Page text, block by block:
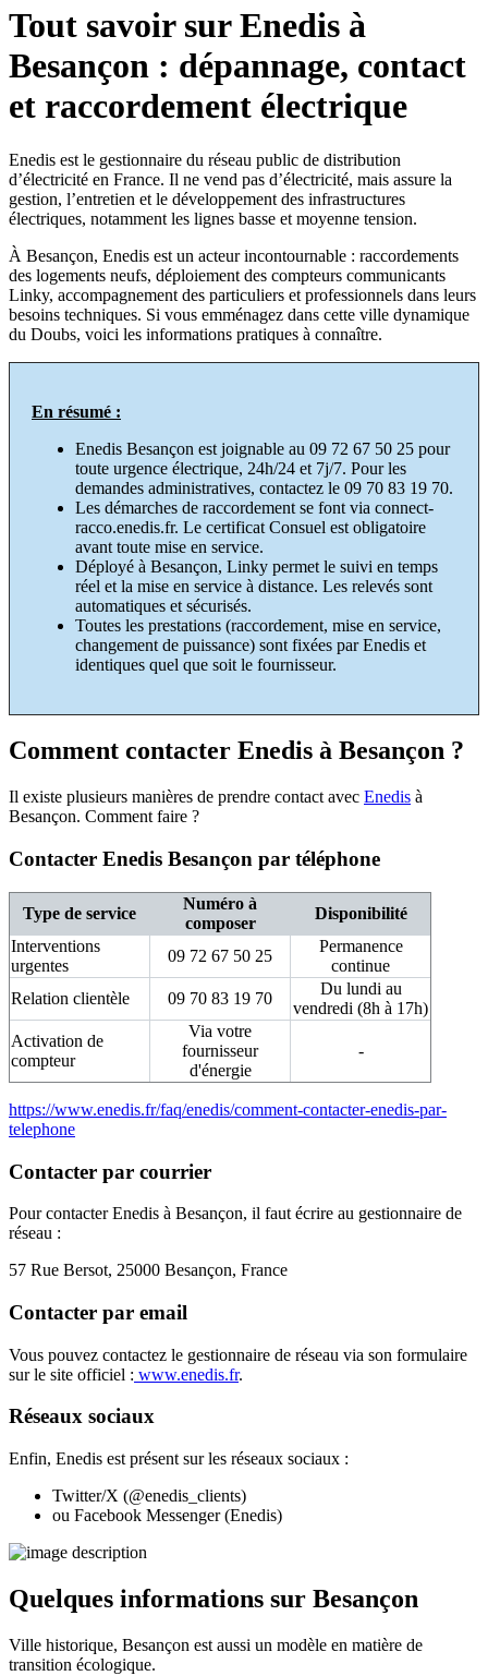
Tout savoir sur Enedis à
Besançon : dépannage, contact
et raccordement électrique
Enedis est le gestionnaire du réseau public de distribution
d’électricité en France. Il ne vend pas d’électricité, mais assure la
gestion, l’entretien et le développement des infrastructures
électriques, notamment les lignes basse et moyenne tension.​
À Besançon, Enedis est un acteur incontournable : raccordements
des logements neufs, déploiement des compteurs communicants
Linky, accompagnement des particuliers et professionnels dans leurs
besoins techniques. Si vous emménagez dans cette ville dynamique
du Doubs, voici les informations pratiques à connaître.​
En résumé :
Enedis Besançon est joignable au 09 72 67 50 25 pour
toute urgence électrique, 24h/24 et 7j/7. Pour les
demandes administratives, contactez le 09 70 83 19 70.
Les démarches de raccordement se font via connect-
racco.enedis.fr. Le certificat Consuel est obligatoire
avant toute mise en service.
Déployé à Besançon, Linky permet le suivi en temps
réel et la mise en service à distance. Les relevés sont
automatiques et sécurisés.
Toutes les prestations (raccordement, mise en service,
changement de puissance) sont fixées par Enedis et
identiques quel que soit le fournisseur.
Comment contacter Enedis à Besançon ?
Il existe plusieurs manières de prendre contact avec Enedis à
Besançon. Comment faire ?
Contacter Enedis Besançon par téléphone
Type de service
Numéro à
composer
Disponibilité
Interventions
urgentes
09 72 67 50 25
Permanence
continue
Relation clientèle
09 70 83 19 70
Du lundi au
vendredi (8h à 17h)
Activation de
compteur
Via votre
fournisseur
d'énergie
-
https://www.enedis.fr/faq/enedis/comment-contacter-enedis-par-
telephone
Contacter par courrier
Pour contacter Enedis à Besançon, il faut écrire au gestionnaire de
réseau :
57 Rue Bersot, 25000 Besançon, France
Contacter par email
Vous pouvez contactez le gestionnaire de réseau via son formulaire
sur le site officiel : www.enedis.fr​.
Réseaux sociaux
Enfin, Enedis est présent sur les réseaux sociaux :
Twitter/X (@enedis_clients)
ou Facebook Messenger (Enedis)​
Quelques informations sur Besançon
Ville historique, Besançon est aussi un modèle en matière de
transition écologique.​